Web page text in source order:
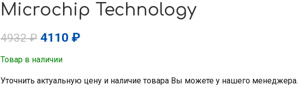
Microchip Technology
4932₽ 4110 ₽
Товар в наличии
Уточнить актуальную цену и наличие товара Вы можете у нашего менеджера.